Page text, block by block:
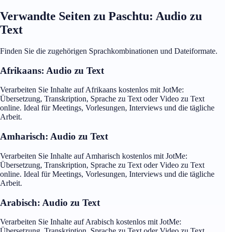
Verwandte Seiten zu Paschtu: Audio zu
Text
Finden Sie die zugehörigen Sprachkombinationen und Dateiformate.
Afrikaans: Audio zu Text
Verarbeiten Sie Inhalte auf Afrikaans kostenlos mit JotMe:
Übersetzung, Transkription, Sprache zu Text oder Video zu Text
online. Ideal für Meetings, Vorlesungen, Interviews und die tägliche
Arbeit.
Amharisch: Audio zu Text
Verarbeiten Sie Inhalte auf Amharisch kostenlos mit JotMe:
Übersetzung, Transkription, Sprache zu Text oder Video zu Text
online. Ideal für Meetings, Vorlesungen, Interviews und die tägliche
Arbeit.
Arabisch: Audio zu Text
Verarbeiten Sie Inhalte auf Arabisch kostenlos mit JotMe: